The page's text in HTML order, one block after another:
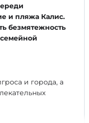
и пляжа Калис.
безмятежность
и города, а